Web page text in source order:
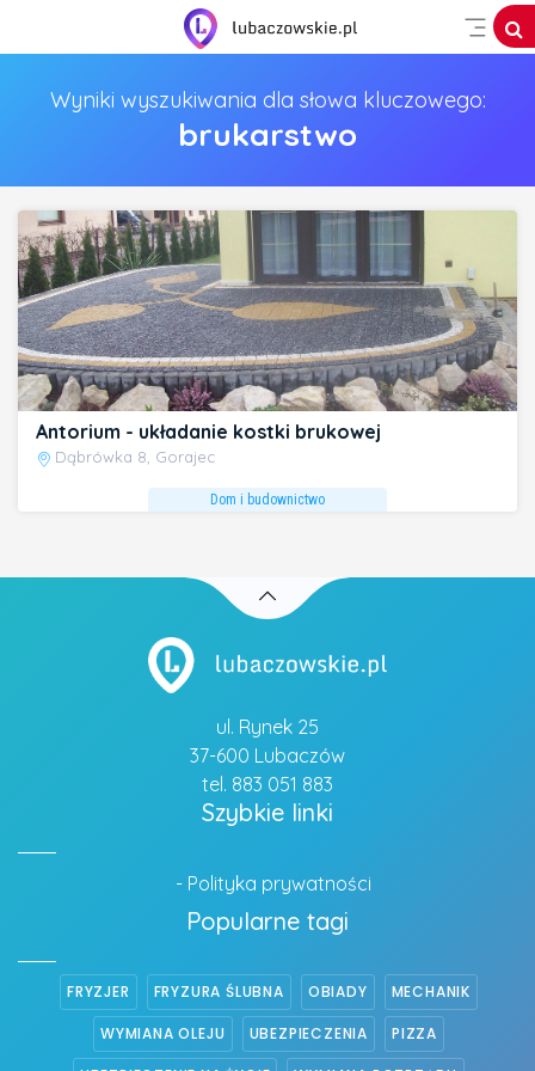
Wyniki wyszukiwania dla słowa kluczowego:
brukarstwo
Antorium - układanie kostki brukowej
Dąbrówka 8, Gorajec
Dom i budownictwo
ul. Rynek 25
37-600 Lubaczów
tel. 883 051 883
Szybkie linki
- Polityka prywatności
Popularne tagi
FRYZJER FRYZURA ŚLUBNA OBIADY MECHANIK
WYMIANA OLEJU UBEZPIECZENIA PIZZA